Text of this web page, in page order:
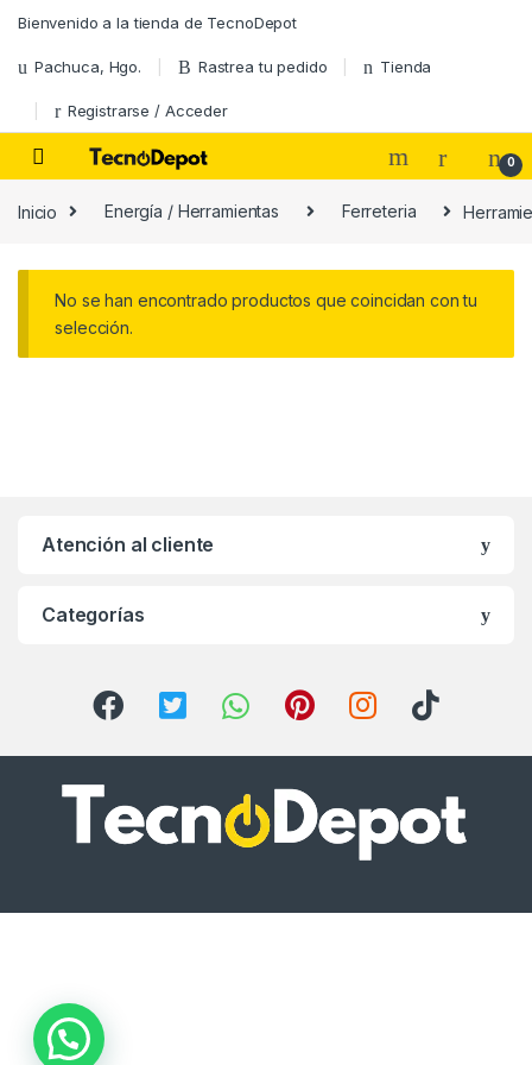
Bienvenido a la tienda de TecnoDepot
Pachuca, Hgo. Rastrea tu pedido Tienda
Registrarse / Acceder
0
Inicio Energí­a / Herramientas Ferreteria
No se han encontrado productos que coincidan con tu
selección.
Atención al cliente
Categorías